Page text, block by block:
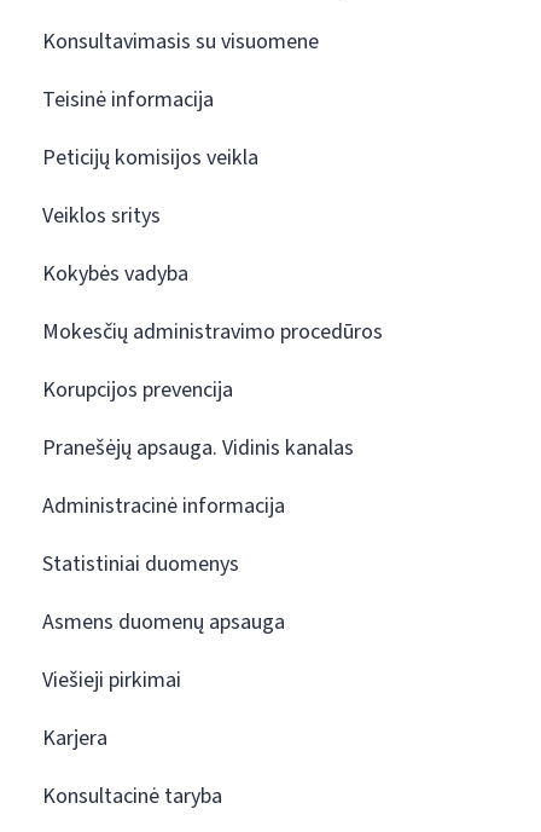
Konsultavimasis su visuomene
Teisinė informacija
Peticijų komisijos veikla
Veiklos sritys
Kokybės vadyba
Mokesčių administravimo procedūros
Korupcijos prevencija
Pranešėjų apsauga. Vidinis kanalas
Administracinė informacija
Statistiniai duomenys
Asmens duomenų apsauga
Viešieji pirkimai
Karjera
Konsultacinė taryba